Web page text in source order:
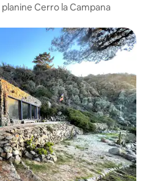
Cerro la Campana